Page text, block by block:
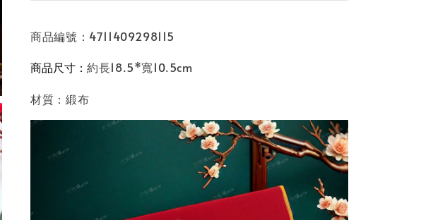
商品編號：4711409298115
商品尺寸：約長18.5*寬10.5cm
材質：緞布